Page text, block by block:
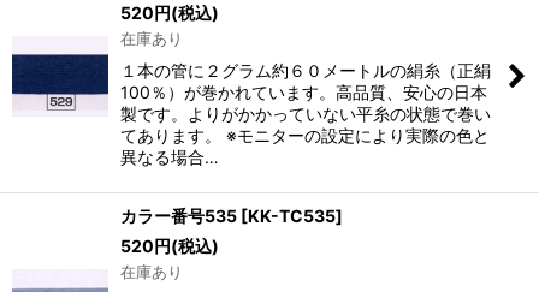
520円(税込)
在庫あり
１本の管に２グラム約６０メートルの絹糸（正絹
100％）が巻かれています。高品質、安心の日本
製です。よりがかかっていない平糸の状態で巻い
てあります。 ※モニターの設定により実際の色と
異なる場合…
カラー番号535 [KK-TC535]
520円(税込)
在庫あり